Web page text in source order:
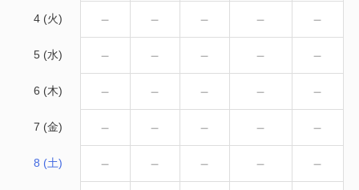
4 (火) － － － － －
5 (水) － － － － －
6 (木) － － － － －
7 (金) － － － － －
8 (土) － － － － －